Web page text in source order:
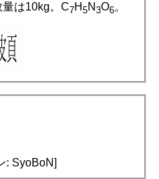
は10kg。C7H 5N 3O6。